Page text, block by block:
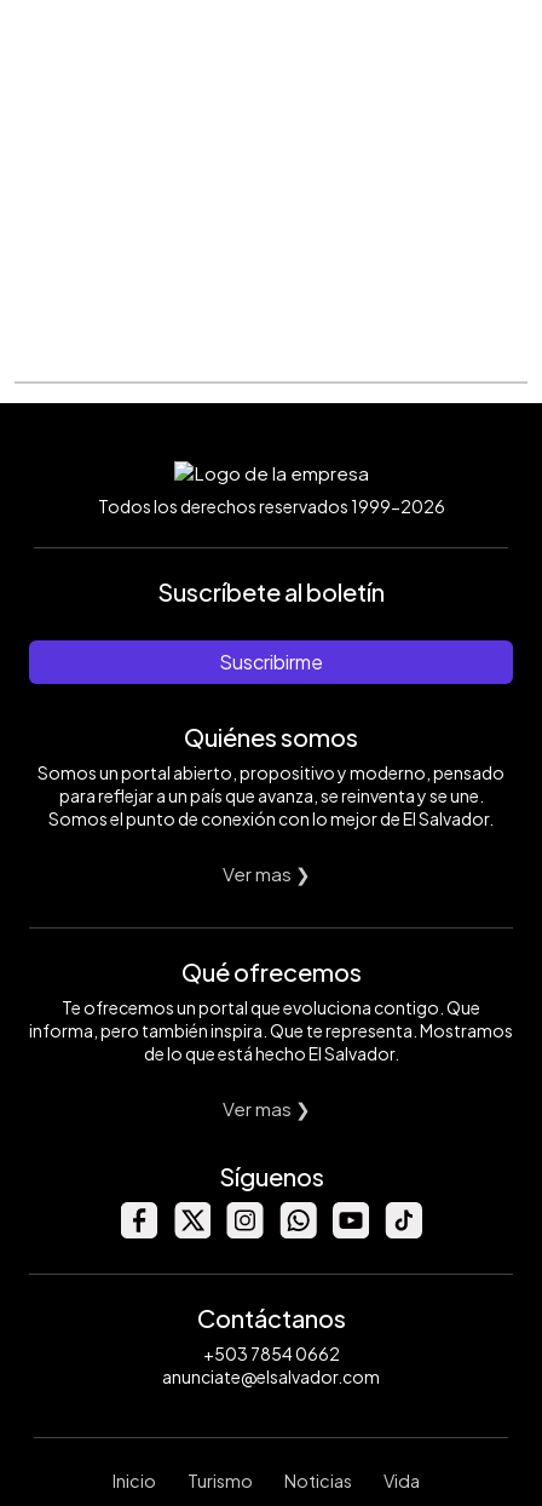
Todos los derechos reservados 1999-2026
Suscríbete al boletín
Suscribirme
Quiénes somos
Somos un portal abierto, propositivo y moderno, pensado
para reflejar a un país que avanza, se reinventa y se une.
Somos el punto de conexión con lo mejor de El Salvador.
Ver mas ❯
Qué ofrecemos
Te ofrecemos un portal que evoluciona contigo. Que
informa, pero también inspira. Que te representa. Mostramos
de lo que está hecho El Salvador.
Ver mas ❯
Síguenos
Contáctanos
+503 7854 0662
anunciate@elsalvador.com
Inicio Turismo Noticias Vida